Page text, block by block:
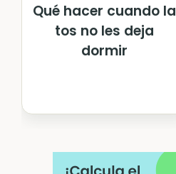
Qué hacer cuando la
tos no les deja
dormir